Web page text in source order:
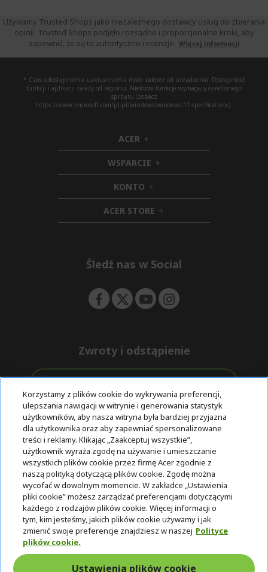
Używamy Trusted Shops jako niezależnego dostawcy usług do zbierania
opinii. Trusted Shops podjęło rozsądne i proporcjonalne kroki, aby
zapewnić, że są to autentyczne recenzje. Więcej informacji
* Czas udostępnienia uaktualnienia może zależeć od urządzenia. Dostępność
funkcji i aplikacji zależy od regionu. Niektóre funkcje wymagają określonego
sprzętu (zobacz
https://www.microsoft.com/pl-pl/windows/windows-11-specifications).
ACER h
i
d
d
e
n
WSPARCIE h
i
d
e
n
KONTO h
i
d
d
ACER STORE h
i
e
Śledź nas w Social
Zwroty i odstąpienie
Darmowa
ekspresowa
dostawa
Wsparcie
przed i po
zakupie
Bezpieczne
płatności
© 2025 Acer Inc.
Firma CPYou BV jest autoryzowanym sprzedawcą produktów i
usług oferowanych w tym sklepie.
Polska
Korzystamy z plików cookie do wykrywania preferencji,
ulepszania nawigacji w witrynie i generowania statystyk
użytkowników, aby nasza witryna była bardziej przyjazna
dla użytkownika oraz aby zapewniać spersonalizowane
treści i reklamy. Klikając „Zaakceptuj wszystkie”,
użytkownik wyraża zgodę na używanie i umieszczanie
wszystkich plików cookie przez firmę Acer zgodnie z
naszą polityką dotyczącą plików cookie. Zgodę można
wycofać w dowolnym momencie. W zakładce „Ustawienia
pliki cookie” możesz zarządzać preferencjami dotyczącymi
każdego z rodzajów plików cookie. Więcej informacji o
tym, kim jesteśmy, jakich plików cookie używamy i jak
zmienić swoje preferencje znajdziesz w naszej Polityce
plików cookie.
Ustawienia plików cookie